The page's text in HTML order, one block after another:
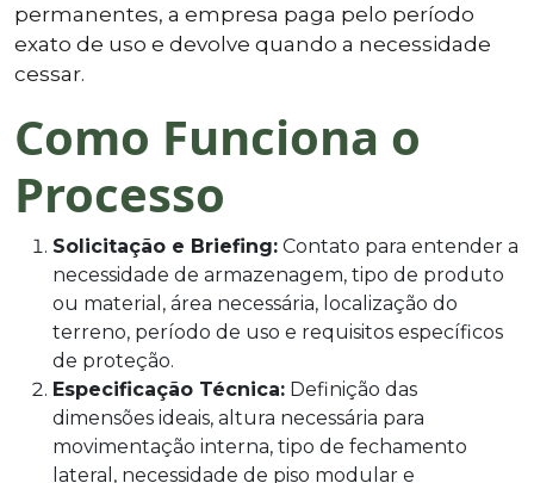
permanentes, a empresa paga pelo período
exato de uso e devolve quando a necessidade
cessar.
Como Funciona o
Processo
Solicitação e Briefing: Contato para entender a
necessidade de armazenagem, tipo de produto
ou material, área necessária, localização do
terreno, período de uso e requisitos específicos
de proteção.
Especificação Técnica: Definição das
dimensões ideais, altura necessária para
movimentação interna, tipo de fechamento
lateral, necessidade de piso modular e